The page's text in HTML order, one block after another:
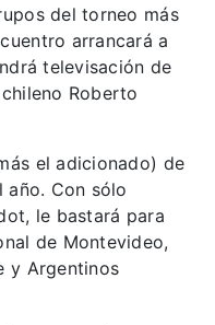
del torneo más
arrancará a
televisación de
Roberto
el adicionado) de
Con sólo
le bastará para
de Montevideo,
y Argentinos